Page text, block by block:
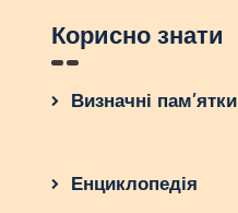
Корисно знати
Визначні пам’ятки
Енциклопедія